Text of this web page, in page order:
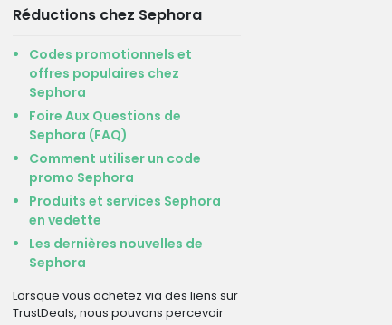
Réductions chez Sephora
Codes promotionnels et
offres populaires chez
Sephora
Foire Aux Questions de
Sephora (FAQ)
Comment utiliser un code
promo Sephora
Produits et services Sephora
en vedette
Les dernières nouvelles de
Sephora
Lorsque vous achetez via des liens sur
TrustDeals, nous pouvons percevoir